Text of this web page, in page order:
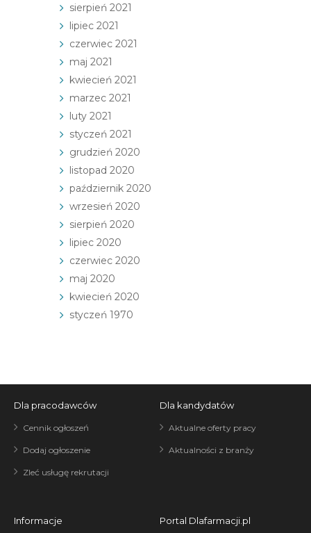
sierpień 2021
lipiec 2021
czerwiec 2021
maj 2021
kwiecień 2021
marzec 2021
luty 2021
styczeń 2021
grudzień 2020
listopad 2020
październik 2020
wrzesień 2020
sierpień 2020
lipiec 2020
czerwiec 2020
maj 2020
kwiecień 2020
styczeń 1970
Dla pracodawców
Cennik ogłoszeń
Dodaj ogłoszenie
Zleć usługę rekrutacji
Dla kandydatów
Aktualne oferty pracy
Aktualności z branży
Informacje Portal Dlafarmacji.pl